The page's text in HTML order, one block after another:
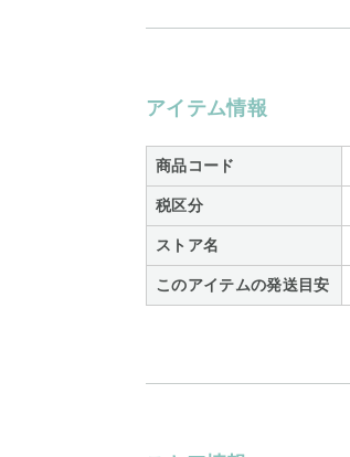
アイテム情報
商品コード
税区分
ストア名
このアイテムの発送目安